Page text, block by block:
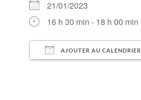
21/01/2023
16 h 30 min - 18 h 00 min
AJOUTER AU CALENDRIER